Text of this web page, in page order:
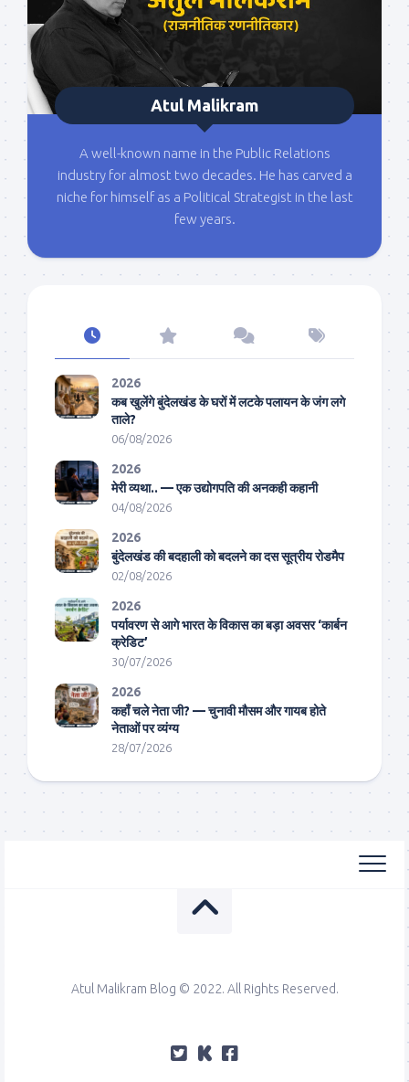
Atul Malikram
A well-known name in the Public Relations
industry for almost two decades. He has carved a
niche for himself as a Political Strategist in the last
few years.
2026
कब खुलेंगे बुंदेलखंड के घरों में लटके पलायन के जंग लगे
ताले?
06/08/2026
2026
मेरी व्यथा.. — एक उद्योगपति की अनकही कहानी
04/08/2026
2026
बुंदेलखंड की बदहाली को बदलने का दस सूत्रीय रोडमैप
02/08/2026
2026
पर्यावरण से आगे भारत के विकास का बड़ा अवसर ‘कार्बन
क्रेडिट’
30/07/2026
2026
कहाँ चले नेता जी? — चुनावी मौसम और गायब होते
नेताओं पर व्यंग्य
28/07/2026
Atul Malikram Blog © 2022. All Rights Reserved.